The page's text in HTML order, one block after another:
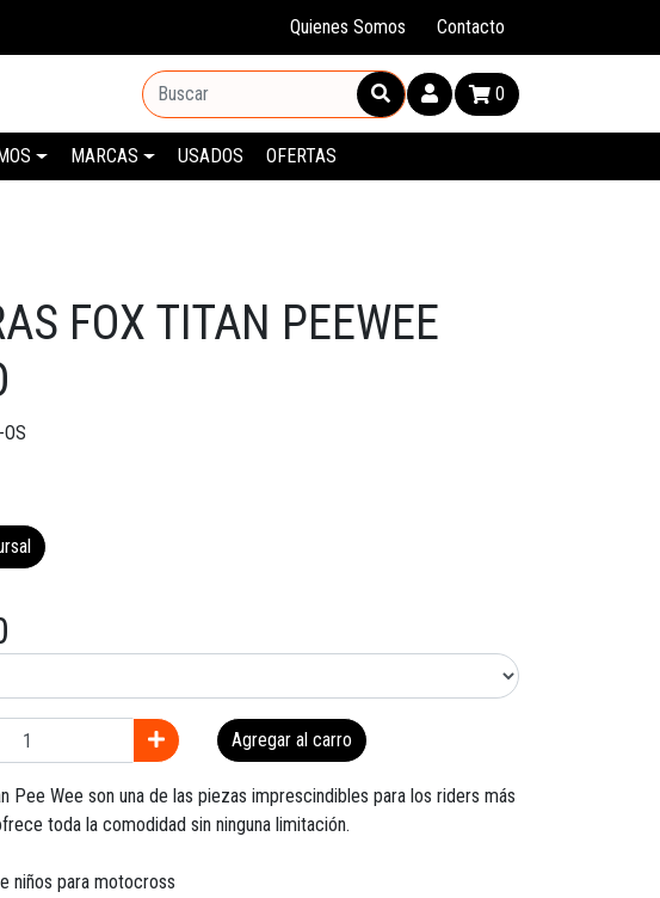
Quienes Somos Contacto
0
MARCAS USADOS OFERTAS
FOX TITAN PEEWEE
Agregar al carro
Pee Wee son una de las piezas imprescindibles para los riders más
toda la comodidad sin ninguna limitación.
niños para motocross